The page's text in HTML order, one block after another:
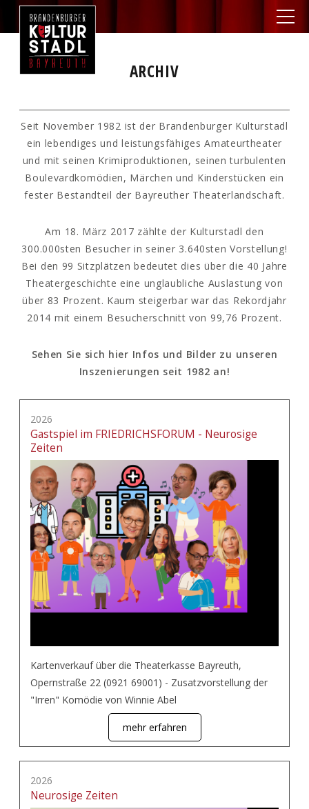
ARCHIV
Seit November 1982 ist der Brandenburger Kulturstadl
ein lebendiges und leistungsfähiges Amateurtheater
und mit seinen Krimiproduktionen, seinen turbulenten
Boulevardkomödien, Märchen und Kinderstücken ein
fester Bestandteil der Bayreuther Theaterlandschaft.
Am 18. März 2017 zählte der Kulturstadl den
300.000sten Besucher in seiner 3.640sten Vorstellung!
Bei den 99 Sitzplätzen bedeutet dies über die 40 Jahre
Theatergeschichte eine unglaubliche Auslastung von
über 83 Prozent. Kaum steigerbar war das Rekordjahr
2014 mit einem Besucherschnitt von 99,76 Prozent.
Sehen Sie sich hier Infos und Bilder zu unseren
Inszenierungen seit 1982 an!
2026
Gastspiel im FRIEDRICHSFORUM - Neurosige
Zeiten
Kartenverkauf über die Theaterkasse Bayreuth,
Opernstraße 22 (0921 69001) - Zusatzvorstellung der
"Irren" Komödie von Winnie Abel
mehr erfahren
2026
Neurosige Zeiten